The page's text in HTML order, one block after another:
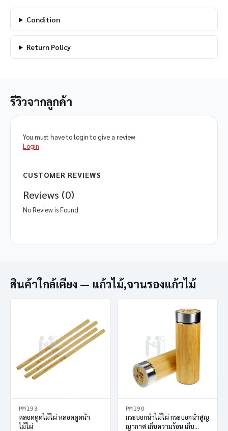
Condition
Return Policy
รีวิวจากลูกค้า
You must have to login to give a review
Login
CUSTOMER REVIEWS
Reviews (0)
No Review is Found
สินค้าใกล้เคียง — แก้วไม้,จานรองแก้วไม้
PM193
หลอดดูดไม้ไผ่ หลอดดูดน้ำ
ไม้ไผ่
PM190
กระบอกน้ำไม้ไผ่ กระบอกน้ำสูญ
ญากาศ เก็บความร้อน เก็บ